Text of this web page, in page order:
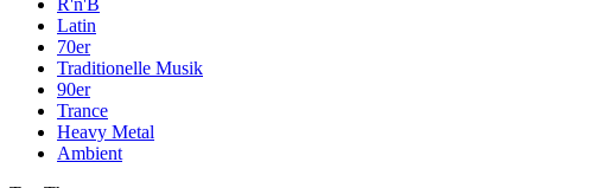
R'n'B
Latin
70er
Traditionelle Musik
90er
Trance
Heavy Metal
Ambient